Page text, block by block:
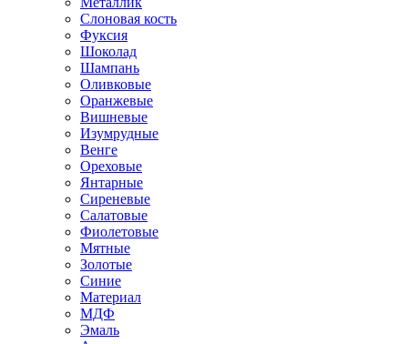
Слоновая кость
Фуксия
Шоколад
Шампань
Оливковые
Оранжевые
Вишневые
Изумрудные
Венге
Ореховые
Янтарные
Сиреневые
Салатовые
Фиолетовые
Мятные
Золотые
Синие
Материал
МДФ
Эмаль